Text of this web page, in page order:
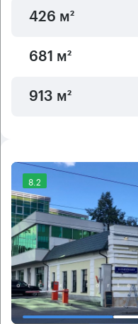
426 м²
681 м²
913 м²
8.2